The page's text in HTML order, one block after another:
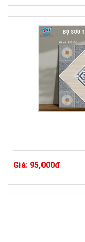
Giá: 95,000đ